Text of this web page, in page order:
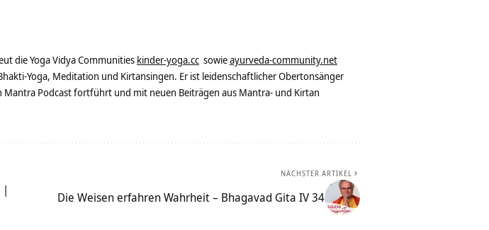
die Yoga Vidya Communities kinder-yoga.cc sowieayurveda-community.net
Yoga, Meditation und Kirtansingen. Er ist leidenschaftlicher Obertonsänger
Mantra Podcast fortführt und mit neuen Beiträgen aus Mantra- und Kirtan
|
NÄCHSTER ARTIKEL
Die Weisen erfahren Wahrheit – Bhagavad Gita IV 34